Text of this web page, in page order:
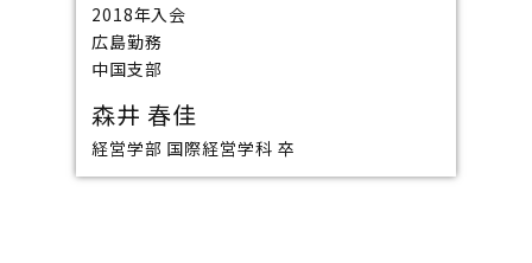
2018年入会
広島勤務
中国支部
森井 春佳
経営学部 国際経営学科 卒